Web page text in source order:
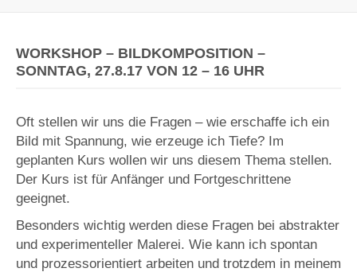
WORKSHOP – BILDKOMPOSITION –
SONNTAG, 27.8.17 VON 12 – 16 UHR
Oft stellen wir uns die Fragen – wie erschaffe ich ein
Bild mit Spannung, wie erzeuge ich Tiefe? Im
geplanten Kurs wollen wir uns diesem Thema stellen.
Der Kurs ist für Anfänger und Fortgeschrittene
geeignet.
Besonders wichtig werden diese Fragen bei abstrakter
und experimenteller Malerei. Wie kann ich spontan
und prozessorientiert arbeiten und trotzdem in meinem